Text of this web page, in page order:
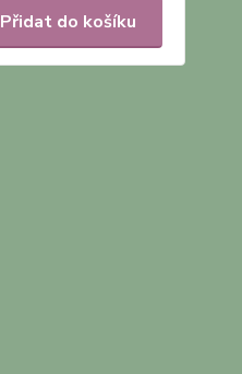
Přidat do košíku